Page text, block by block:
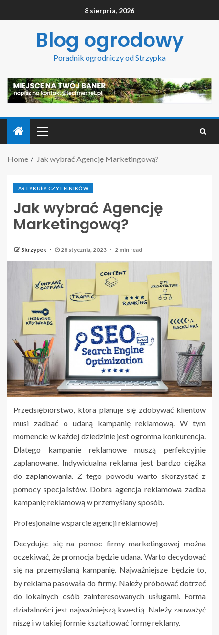
8 sierpnia, 2026
Blog ogrodowy
Poradnik ogrodniczy od Strzypka
Home Jak wybrać Agencję Marketingową?
ARTYKUŁY CZYTELNIKÓW
Jak wybrać Agencję
Marketingową?
Skrzypek 28 stycznia, 2023 2 min read
Przedsiębiorstwo, która planuje się zdobywać klientów
musi zadbać o udaną kampanię reklamową. W tym
momencie w każdej dziedzinie jest ogromna konkurencja.
Dlatego kampanie reklamowe muszą perfekcyjnie
zaplanowane. Indywidualna reklama jest bardzo ciężka
do zaplanowania. Z tego powodu warto skorzystać z
pomocy specjalistów. Dobra agencja reklamowa zadba
kampanię reklamową w przemyślany sposób.
Profesjonalne wsparcie agencji reklamowej
Decydując się na pomoc firmy marketingowej można
oczekiwać, że promocja będzie udana. Warto decydować
się na przemyślaną kampanię. Najważniejsze będzie to,
by reklama pasowała do firmy. Należy próbować dotrzeć
do lokalnych osób zainteresowanych usługami. Forma
działalności jest najważniejszą kwestią. Należy zauważyć
niszę i w takiej formie kształtować formę reklamy.